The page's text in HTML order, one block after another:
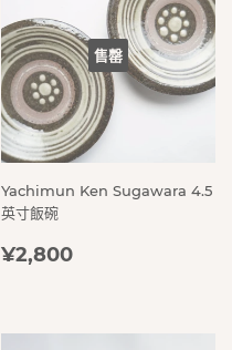
售罄
Yachimun Ken Sugawara 4.5
英寸飯碗
定
¥2,800